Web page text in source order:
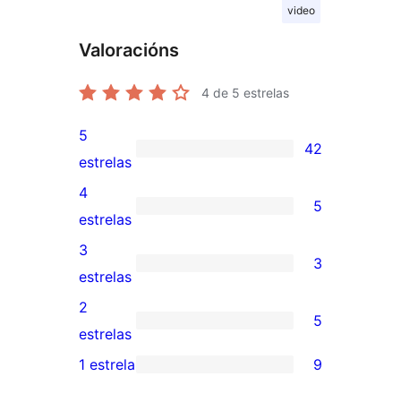
video
Valoracións
4 de 5 estrelas
42
valoracións
de
5
estrelas
5
estrelas
42
5
valoracións
de
4
estrelas
4
estrelas
5
3
valoracións
de
3
3
estrelas
3
5
valoracións
2
estrelas
5
1 estrela 9